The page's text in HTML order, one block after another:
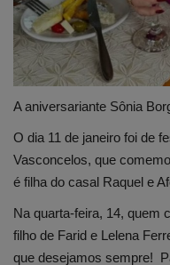
A aniversariante Sônia
O dia 11 de janeiro foi de
Vasconcelos, que
é filha do casal Raquel e
Na quarta-feira, 14, quem
filho de Farid e Lelena
que desejamos sempre!